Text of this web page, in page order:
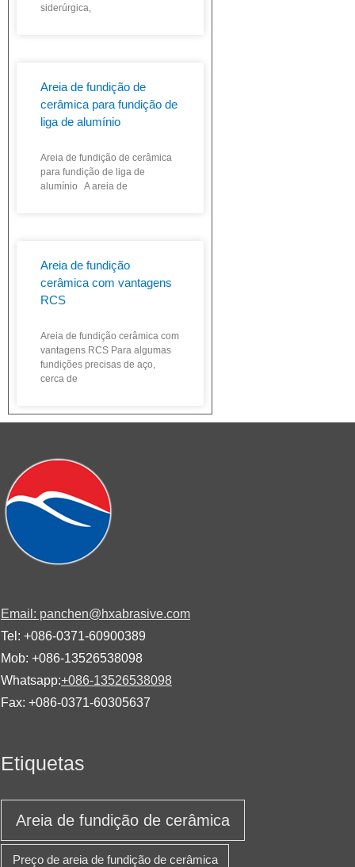
siderúrgica,
Areia de fundição de
cerâmica para fundição de
liga de alumínio
Areia de fundição de cerâmica
para fundição de liga de
alumínio A areia de
Areia de fundição
cerâmica com vantagens
RCS
Areia de fundição cerâmica com
vantagens RCS Para algumas
fundições precisas de aço,
cerca de
Email: panchen@hxabrasive.com
Tel: +086-0371-60900389
Mob: +086-13526538098
Whatsapp:+086-13526538098
Fax: +086-0371-60305637
Etiquetas
Areia de fundição de cerâmica
Preço de areia de fundição de cerâmica